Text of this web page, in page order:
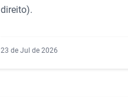
direito).
23 de Jul de 2026